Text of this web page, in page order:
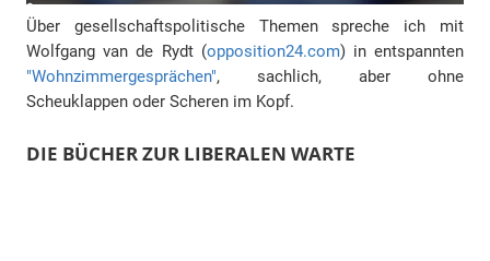
Über gesellschaftspolitische Themen spreche ich mit
Wolfgang van de Rydt (opposition24.com) in entspannten
"Wohnzimmergesprächen", sachlich, aber ohne
Scheuklappen oder Scheren im Kopf.
DIE BÜCHER ZUR LIBERALEN WARTE